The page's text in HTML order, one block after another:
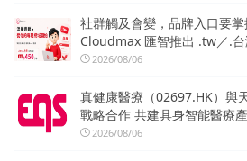
社群觸及會變，品牌入口要掌
Cloudmax 匯智推出 .tw／.
2026/08/06
真健康醫療（02697.HK）與
戰略合作 共建具身智能醫療
2026/08/06